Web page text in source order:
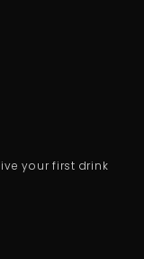
your first drink